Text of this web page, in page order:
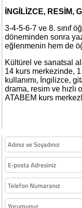
İNGİLİZCE, RESİM,
3-4-5-6-7 ve 8. sınıf
döneminden sonra
eğlenmenin hem de
Kültürel ve sanatsal
14 kurs merkezinde,
kullanımı, İngilizce,
drama, resim ve
ATABEM kurs